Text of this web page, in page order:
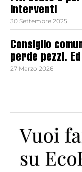
interventi
30 Settembre 2025
Consiglio
perde pezzi.
27 Marzo 2026